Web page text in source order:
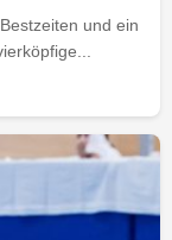
und ein